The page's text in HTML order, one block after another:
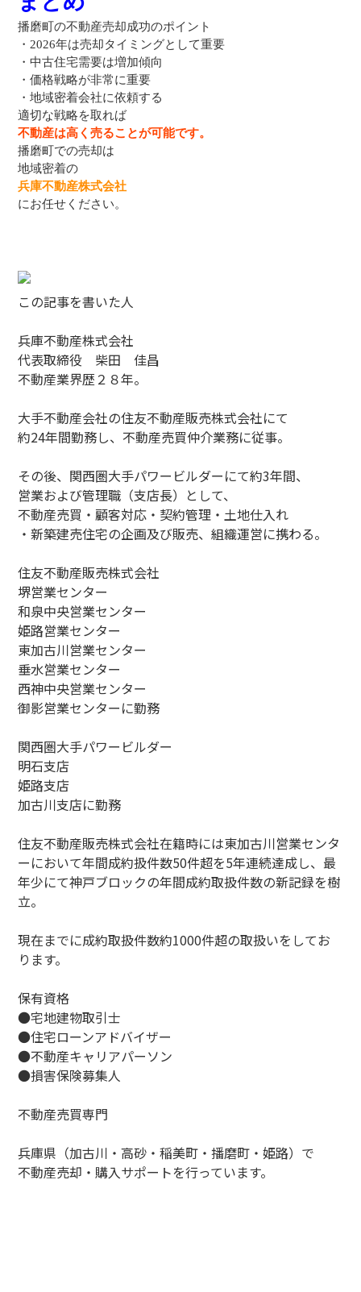
播磨町の不動産売却成功のポイント
・2026年は売却タイミングとして重要
・中古住宅需要は増加傾向
・価格戦略が非常に重要
・地域密着会社に依頼する
適切な戦略を取れば
不動産は高く売ることが可能です。
播磨町での売却は
地域密着の
兵庫不動産株式会社
にお任せください。
この記事を書いた人
兵庫不動産株式会社
代表取締役 柴田 佳昌
不動産業界歴２８年。
大手不動産会社の住友不動産販売株式会社にて
約24年間勤務し、不動産売買仲介業務に従事。
その後、関西圏大手パワービルダーにて約3年間、
営業および管理職（支店長）として、
不動産売買・顧客対応・契約管理・土地仕入れ
・新築建売住宅の企画及び販売、組織運営に携わる。
住友不動産販売株式会社
堺営業センター
和泉中央営業センター
姫路営業センター
東加古川営業センター
垂水営業センター
西神中央営業センター
御影営業センターに勤務
関西圏大手パワービルダー
明石支店
姫路支店
加古川支店に勤務
住友不動産販売株式会社在籍時には東加古川営業センタ
ーにおいて年間成約扱件数50件超を5年連続達成し、最
年少にて神戸ブロックの年間成約取扱件数の新記録を樹
立。
現在までに成約取扱件数約1000件超の取扱いをしてお
ります。
保有資格
●宅地建物取引士
●住宅ローンアドバイザー
●不動産キャリアパーソン
●損害保険募集人
不動産売買専門
兵庫県（加古川・高砂・稲美町・播磨町・姫路）で
不動産売却・購入サポートを行っています。